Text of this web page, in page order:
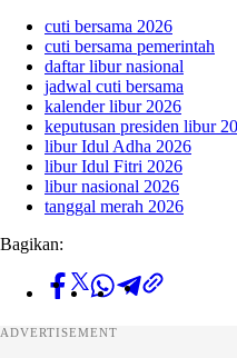
cuti bersama 2026
cuti bersama pemerintah
daftar libur nasional
jadwal cuti bersama
kalender libur 2026
keputusan presiden libur
libur Idul Adha 2026
libur Idul Fitri 2026
libur nasional 2026
tanggal merah 2026
Bagikan:
ADVERTISEMENT